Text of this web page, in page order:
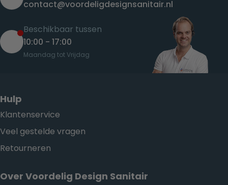
contact@voordeligdesignsanitair.nl
Beschikbaar tussen
10:00 - 17:00
Maandag tot Vrijdag
Hulp
Klantenservice
Veel gestelde vragen
Retourneren
Over Voordelig Design Sanitair